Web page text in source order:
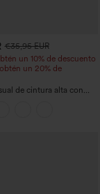
€35,95 EUR
un 10% de descuento
un 20% de
de cintura alta con
fruncida, bajo curvo,
y PU